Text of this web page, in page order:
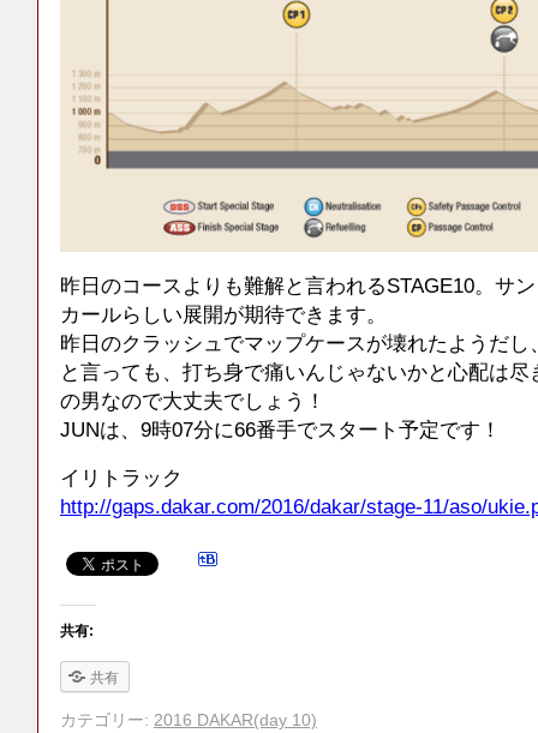
昨日のコースよりも難解と言われるSTAGE10。サ
カールらしい展開が期待できます。
昨日のクラッシュでマップケースが壊れたようだ
と言っても、打ち身で痛いんじゃないかと心配は
の男なので大丈夫でしょう！
JUNは、9時07分に66番手でスタート予定です！
イリトラック
http://gaps.dakar.com/2016/dakar/stage-11/aso/
共有:
共有
カテゴリー: 2016 DAKAR(day 10)